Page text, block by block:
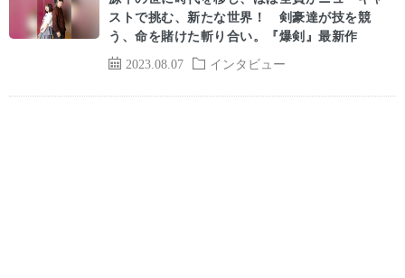
2023.08.07 インタビュー
ストで挑む、新たな世界！ 剣豪達が技を競
う、命を賭けた斬り合い。『爆剣』最新作